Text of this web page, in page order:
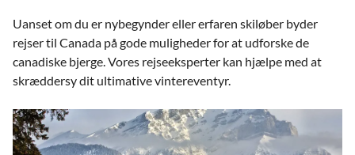
Uanset om du er nybegynder eller erfaren skiløber byder
rejser til Canada på gode muligheder for at udforske de
canadiske bjerge. Vores rejseeksperter kan hjælpe med at
skræddersy dit ultimative vintereventyr.